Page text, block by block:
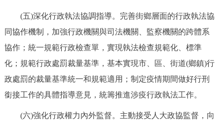
(五)深化行政執法協調指導。完善街鄉層面的行政執法協
同協作機制，加強行政機關與司法機關、監察機關的跨體系
協作；統一規範行政檢查單，實現執法檢查規範化、標準
化；規範行政處罰裁量基準，基本實現市、區、街道(鄉鎮)行
政處罰的裁量基準統一和規範適用；制定疫情期間做好行刑
銜接工作的具體指導意見，統籌推進涉疫行政執法工作。
(六)強化行政權力內外監督。主動接受人大政協監督，向